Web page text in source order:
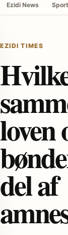
Ezidi News
EZIDI TIMES
loven
del af